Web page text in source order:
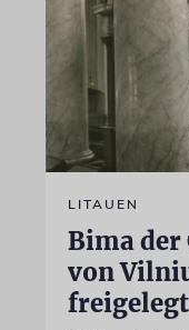
LITAUEN
Bima der
von
freigelegt